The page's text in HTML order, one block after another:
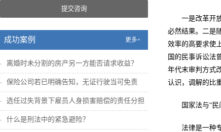
提交咨询
成功案例 更多+
离婚时未分割的房产另一方能否请求收益？
保险公司若已明确告知，无证行驶当可免责
选任过失背景下雇员人身损害赔偿的责任分担
什么是刑法中的紧急避险？
一是改革开
必然结果。二是
效率的高要求使
国的民事诉讼法
年代末审判方式
认识，调解的比
国家法与“
法律是一种